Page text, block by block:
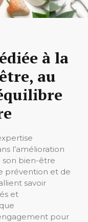
à la
au
l’amélioration
son bien-être
prévention et de
savoir
et
pour